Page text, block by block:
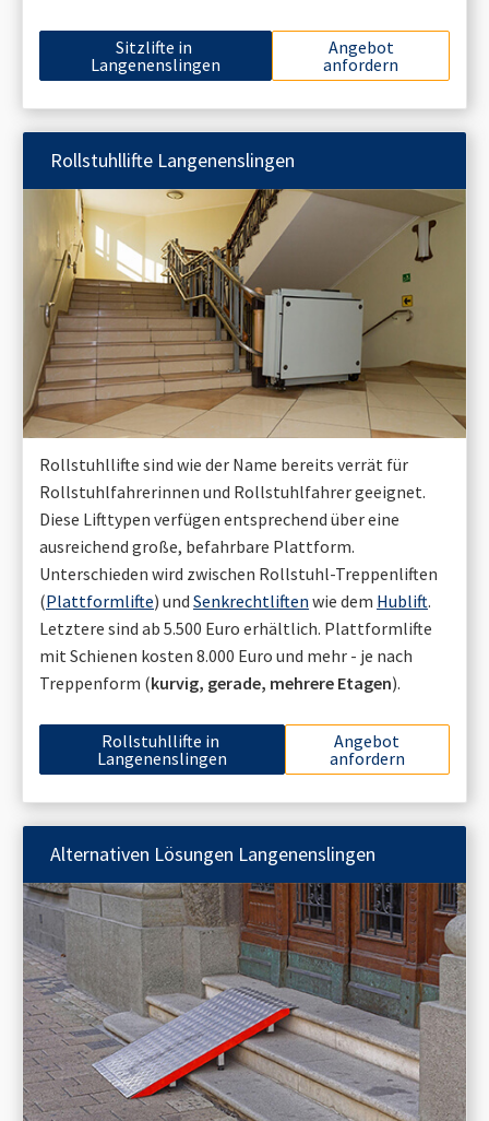
Sitzlifte in
Langenenslingen
Angebot
anfordern
Rollstuhllifte Langenenslingen
Rollstuhllifte sind wie der Name bereits verrät für
Rollstuhlfahrerinnen und Rollstuhlfahrer geeignet.
Diese Lifttypen verfügen entsprechend über eine
ausreichend große, befahrbare Plattform.
Unterschieden wird zwischen Rollstuhl-Treppenliften
(Plattformlifte) und Senkrechtliften wie dem Hublift.
Letztere sind ab 5.500 Euro erhältlich. Plattformlifte
mit Schienen kosten 8.000 Euro und mehr - je nach
Treppenform (kurvig, gerade, mehrere Etagen).
Rollstuhllifte in
Langenenslingen
Angebot
anfordern
Alternativen Lösungen Langenenslingen